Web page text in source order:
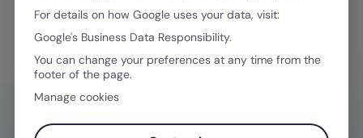
20 Agosto, 2025·7 minuti di lettura
HAI BISOGNO D'AIUTO NELLA GESTIONE
FINANZIARIA?
For details on how Google uses your data, visit:
Google's Business Data Responsibility.
You can change your preferences at any time from the
footer of the page.
Manage cookies